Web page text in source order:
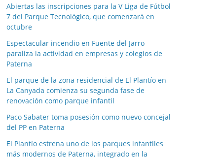
a
s
p
o
r
m
e
s
e
s
Abiertas las inscripciones para la V Liga de Fútbol
7 del Parque Tecnológico, que comenzará en
octubre
Espectacular incendio en Fuente del Jarro
paraliza la actividad en empresas y colegios de
Paterna
El parque de la zona residencial de El Plantío en
La Canyada comienza su segunda fase de
renovación como parque infantil
Paco Sabater toma posesión como nuevo concejal
del PP en Paterna
El Plantío estrena uno de los parques infantiles
más modernos de Paterna, integrado en la